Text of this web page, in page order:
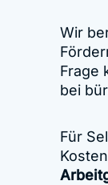
Wir
Frage
bei
Für